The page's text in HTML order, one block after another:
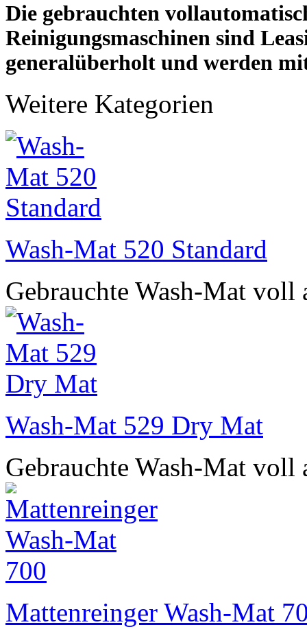
Die gebrauchten
Reinigungsmaschinen sind
generalüberholt und werden
Weitere Kategorien
Wash-Mat 520 Standard
Gebrauchte Wash-Mat voll
Wash-Mat 529 Dry Mat
Gebrauchte Wash-Mat voll
Mattenreinger Wash-Mat